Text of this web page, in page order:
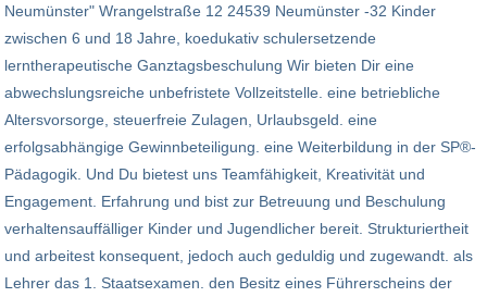
Neumünster" Wrangelstraße 12 24539 Neumünster -32 Kinder
zwischen 6 und 18 Jahre, koedukativ schulersetzende
lerntherapeutische Ganztagsbeschulung Wir bieten Dir eine
abwechslungsreiche unbefristete Vollzeitstelle. eine betriebliche
Altersvorsorge, steuerfreie Zulagen, Urlaubsgeld. eine
erfolgsabhängige Gewinnbeteiligung. eine Weiterbildung in der SP®-
Pädagogik. Und Du bietest uns Teamfähigkeit, Kreativität und
Engagement. Erfahrung und bist zur Betreuung und Beschulung
verhaltensauffälliger Kinder und Jugendlicher bereit. Strukturiertheit
und arbeitest konsequent, jedoch auch geduldig und zugewandt. als
Lehrer das 1. Staatsexamen. den Besitz eines Führerscheins der